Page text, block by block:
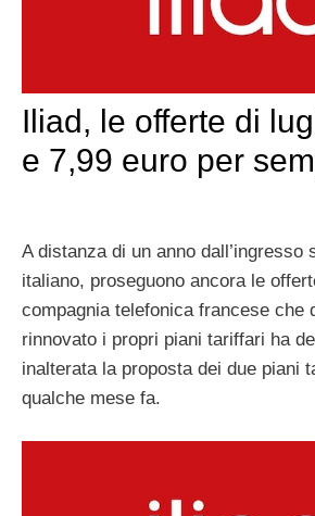
Iliad, le offerte di
e 7,99 euro per
A distanza di un anno dall’ingresso
italiano, proseguono ancora le
compagnia telefonica francese che
rinnovato i propri piani tariffari ha
inalterata la proposta dei due piani
qualche mese fa.